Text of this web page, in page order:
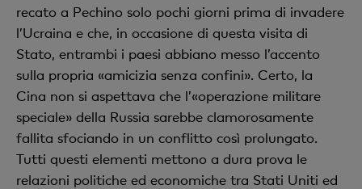
recato a Pechino solo pochi giorni prima di invadere
l’Ucraina e che, in occasione di questa visita di
Stato, entrambi i paesi abbiano messo l’accento
sulla propria «amicizia senza confini». Certo, la
Cina non si aspettava che l’«operazione militare
speciale» della Russia sarebbe clamorosamente
fallita sfociando in un conflitto così prolungato.
Tutti questi elementi mettono a dura prova le
relazioni politiche ed economiche tra Stati Uniti ed